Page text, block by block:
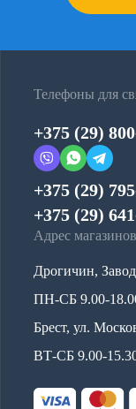
Телефоны для
+375 (29)
+375 (29)
+375 (29)
Адрес магазинов
Дрогичин,
ПН-СБ 9.00-
Брест, ул.
ВТ-СБ 9.00-